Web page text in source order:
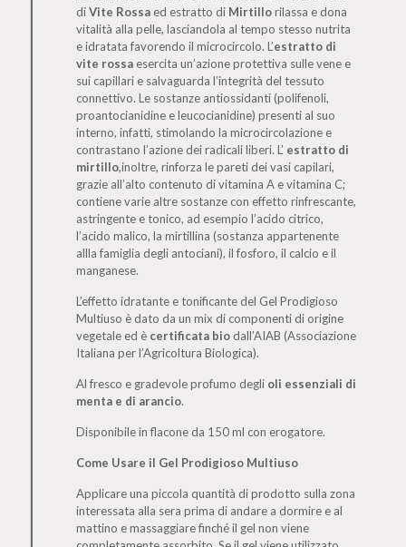
diVite Rossa ed estratto di Mirtillorilassa e dona
vitalità alla pelle, lasciandola al tempo stesso nutrita
e idratata favorendo il microcircolo. L’estratto di
vite rossa esercita un’azione protettiva sulle vene e
sui capillari e salvaguarda l’integrità del tessuto
connettivo. Le sostanze antiossidanti (polifenoli,
proantocianidine e leucocianidine) presenti al suo
interno, infatti, stimolando la microcircolazione e
contrastano l’azione dei radicali liberi. L’ estratto di
mirtillo,inoltre, rinforza le pareti dei vasi capilari,
grazie all’alto contenuto di vitamina A e vitamina C;
contiene varie altre sostanze con effetto rinfrescante,
astringente e tonico, ad esempio l’acido citrico,
l’acido malico, la mirtillina (sostanza appartenente
allla famiglia degli antociani), il fosforo, il calcio e il
manganese.
L’effetto idratante e tonificante del Gel Prodigioso
Multiuso è dato da un mix di componenti di origine
vegetale ed è certificata bio dall’AIAB (Associazione
Italiana per l’Agricoltura Biologica).
Al fresco e gradevole profumo degli oli essenziali di
menta e di arancio.
Disponibile in flacone da 150 ml con erogatore.
Come Usare il Gel Prodigioso Multiuso
Applicare una piccola quantità di prodotto sulla zona
interessata alla sera prima di andare a dormire e al
mattino e massaggiare finché il gel non viene